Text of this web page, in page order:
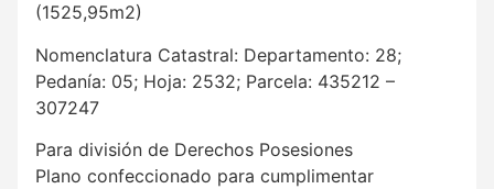
(1525,95m2)
Nomenclatura Catastral: Departamento: 28;
Pedanía: 05; Hoja: 2532; Parcela: 435212 –
307247
Para división de Derechos Posesiones
Plano confeccionado para cumplimentar